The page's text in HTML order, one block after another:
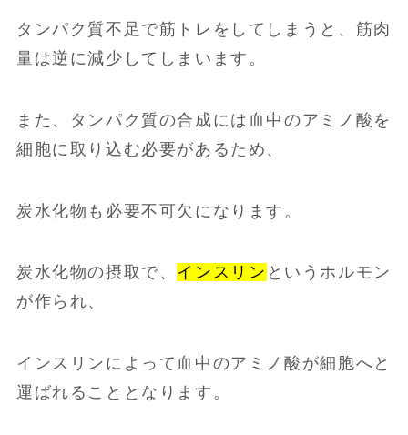
タンパク質不足で筋トレをしてしまうと、筋肉
量は逆に減少してしまいます。
また、タンパク質の合成には血中のアミノ酸を
細胞に取り込む必要があるため、
炭水化物も必要不可欠になります。
炭水化物の摂取で、 インスリン というホルモン
が作られ、
インスリンによって血中のアミノ酸が細胞へと
運ばれることとなります。